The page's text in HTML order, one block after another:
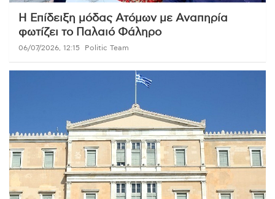
Η Επίδειξη μόδας Ατόμων με Αναπηρία
φωτίζει το Παλαιό Φάληρο
06/07/2026, 12:15 Politic Team